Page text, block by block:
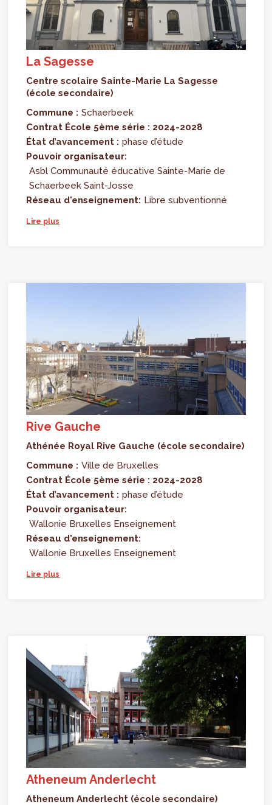
La Sagesse
Centre scolaire Sainte-Marie La Sagesse
(école secondaire)
Commune : Schaerbeek
Contrat École 5ème série : 2024-2028
État d’avancement : phase d’étude
Pouvoir organisateur:
Asbl Communauté éducative Sainte-Marie de
Schaerbeek Saint-Josse
Réseau d'enseignement: Libre subventionné
Lire plus
Rive Gauche
Athénée Royal Rive Gauche (école secondaire)
Commune : Ville de Bruxelles
Contrat École 5ème série : 2024-2028
État d’avancement : phase d’étude
Pouvoir organisateur:
Wallonie Bruxelles Enseignement
Réseau d'enseignement:
Wallonie Bruxelles Enseignement
Lire plus
Atheneum Anderlecht
Atheneum Anderlecht (école secondaire)